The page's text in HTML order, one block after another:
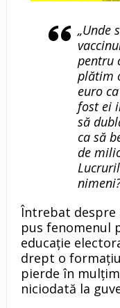
„Unde
pentru
plătim
euro
fost ei
să
ca să
de
Întrebat despre
pus fenomenul
educație
drept o
pierde în
niciodată la